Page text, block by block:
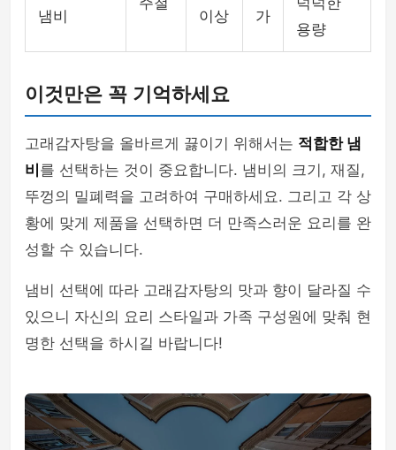
냄비
이상
가
용량
이것만은 꼭 기억하세요
고래감자탕을 올바르게 끓이기 위해서는 적합한 냄
비 를 선택하는 것이 중요합니다. 냄비의 크기, 재질,
뚜껑의 밀폐력을 고려하여 구매하세요. 그리고 각 상
황에 맞게 제품을 선택하면 더 만족스러운 요리를 완
성할 수 있습니다.
냄비 선택에 따라 고래감자탕의 맛과 향이 달라질 수
있으니 자신의 요리 스타일과 가족 구성원에 맞춰 현
명한 선택을 하시길 바랍니다!